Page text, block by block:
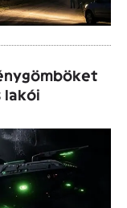
lakói